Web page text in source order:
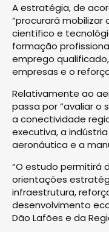
A estratégia, de
“procurará
científico e
formação
emprego
empresas e o
Relativamente ao
passa por “avaliar o
a conectividade
executiva, a
aeronáutica e a
“O estudo permitirá
orientações
infraestrutura,
desenvolvimento
Dão Lafões e da